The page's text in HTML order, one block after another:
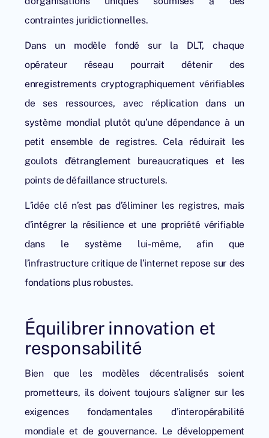
contraintes juridictionnelles.
Dans un modèle fondé sur la DLT, chaque
opérateur réseau pourrait détenir des
enregistrements cryptographiquement vérifiables
de ses ressources, avec réplication dans un
système mondial plutôt qu’une dépendance à un
petit ensemble de registres. Cela réduirait les
goulots d’étranglement bureaucratiques et les
points de défaillance structurels.
L’idée clé n’est pas d’éliminer les registres, mais
d’intégrer la résilience et une propriété vérifiable
dans le système lui-même, afin que
l’infrastructure critique de l’internet repose sur des
fondations plus robustes.
Équilibrer innovation et
responsabilité
Bien que les modèles décentralisés soient
prometteurs, ils doivent toujours s’aligner sur les
exigences fondamentales d’interopérabilité
mondiale et de gouvernance. Le développement